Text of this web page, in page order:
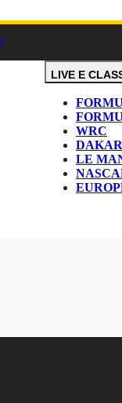
LIVE E
WRC
LE